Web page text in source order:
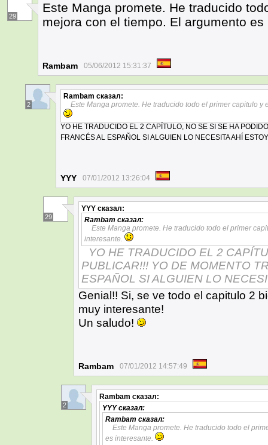
29
Este Manga promete. He traducido
mejora con el tiempo. El argumento
Rambam 05/06/2012 15:31:37
2
Rambam сказал:
Este Manga promete. He traducido todo el primer capitulo
YO HE TRADUCIDO EL 2 CAPÍTULO, NO SE SI SE HA
FRANCÉS AL ESPAÑOL SI ALGUIEN LO NECESITA AHÍ
YYY 07/01/2012 13:26:04
29
YYY сказал:
Rambam сказал:
Este Manga promete. He traducido todo el primer
interesante.
YO HE TRADUCIDO EL 2
PUBLICAR!!! YO DE MOMENTO
ESPAÑOL SI ALGUIEN LO
Genial!! Si, se ve todo el capitulo 2
muy interesante!
Un saludo!
Rambam 07/01/2012 14:57:49
2
Rambam сказал:
YYYсказал:
Rambam сказал:
Este Manga promete. He traducido todo el
es interesante.